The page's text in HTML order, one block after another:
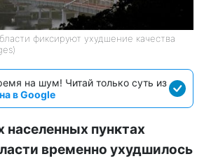
фиксируют ухудшение качества
на шум! Читай только суть из
в Google
населенных пунктах
временно ухудшилось